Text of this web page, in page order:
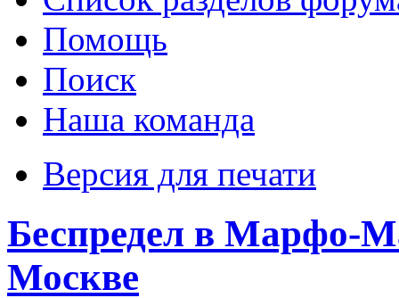
Помощь
Поиск
Наша команда
Версия для печати
Беспредел в Марфо-
Москве